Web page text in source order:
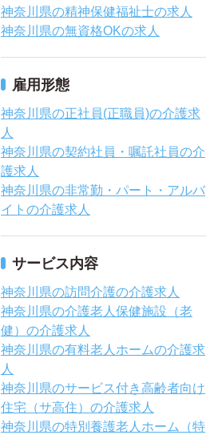
神奈川県の精神保健福祉士の求人
神奈川県の無資格OKの求人
雇用形態
神奈川県の正社員(正職員)の介護求
人
神奈川県の契約社員・嘱託社員の介
護求人
神奈川県の非常勤・パート・アルバ
イトの介護求人
サービス内容
神奈川県の訪問介護の介護求人
神奈川県の介護老人保健施設（老
健）の介護求人
神奈川県の有料老人ホームの介護求
人
神奈川県のサービス付き高齢者向け
住宅（サ高住）の介護求人
神奈川県の特別養護老人ホーム（特